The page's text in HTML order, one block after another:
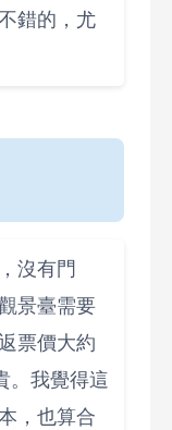
錯的，尤
沒有門
景臺需要
票價大約
。我覺得這
，也算合